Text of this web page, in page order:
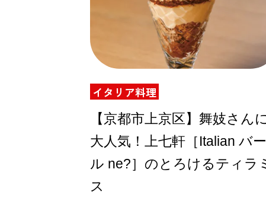
イタリア料理
【京都市上京区】舞妓さんに
大人気！上七軒［Italian バー
ル ne?］のとろけるティラ
ス